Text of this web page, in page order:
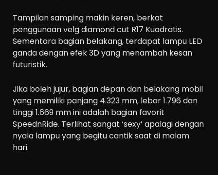
Tampilan samping makin keren, berkat
penggunaan velg diamond cut R17 Kuadratis.
Sementara bagian belakang, terdapat lampu LED
ganda dengan efek 3D yang menambah kesan
futuristik.
Jika boleh jujur, bagian depan dan belakang mobil
yang memiliki panjang 4.323 mm, lebar 1.796 dan
tinggi 1.669 mm ini adalah bagian favorit
SpeednRide. Terlihat sangat ‘sexy’ apalagi dengan
nyala lampu yang begitu cantik saat di malam
hari.